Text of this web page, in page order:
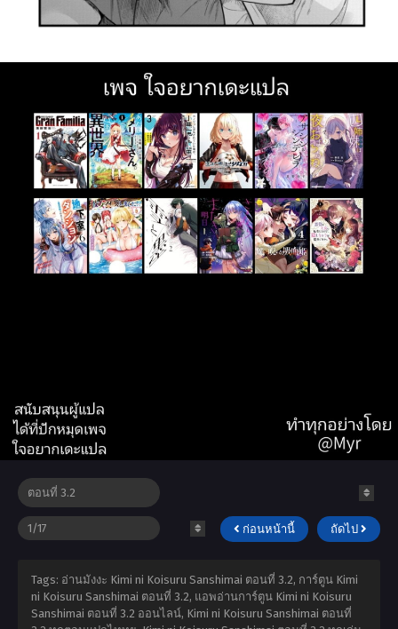
ก่อนหน้านี้ ถัดไป
Tags: อ่านมังงะ Kimi ni Koisuru Sanshimai ตอนที่ 3.2, การ์ตูน Kimi
ni Koisuru Sanshimai ตอนที่ 3.2, แอพอ่านการ์ตูน Kimi ni Koisuru
Sanshimai ตอนที่ 3.2 ออนไลน์, Kimi ni Koisuru Sanshimai ตอนที่